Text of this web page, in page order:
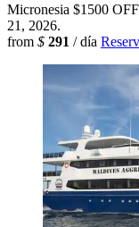
Micronesia $1500
21, 2026.
from $ 291 / día